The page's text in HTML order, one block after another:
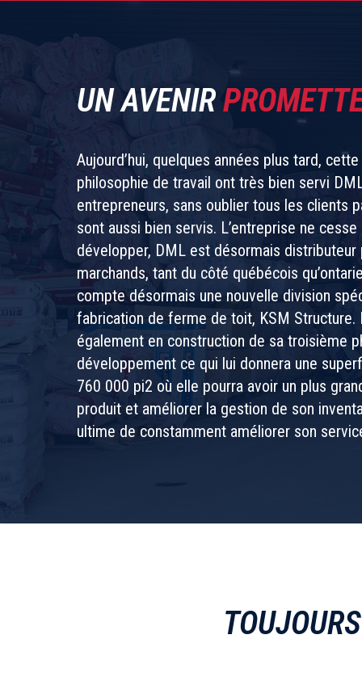
UN AVENIR
Aujourd’hui, quelques années plus tard,
philosophie de travail ont très bien servi
entrepreneurs, sans oublier tous les clients
sont aussi bien servis. L’entreprise ne
développer, DML est désormais distributeur
marchands, tant du côté québécois
compte désormais une nouvelle division
fabrication de ferme de toit, KSM Structure.
également en construction de sa troisième
développement ce qui lui donnera une
760 000 pi2 où elle pourra avoir un plus
produit et améliorer la gestion de son
ultime de constamment améliorer son